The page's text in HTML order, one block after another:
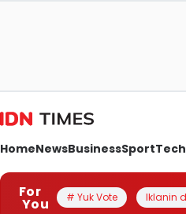
HomeNewsBusinessSportTech
For
You # Yuk Vote Iklanin